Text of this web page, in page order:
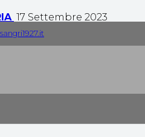
17 Settembre 2023